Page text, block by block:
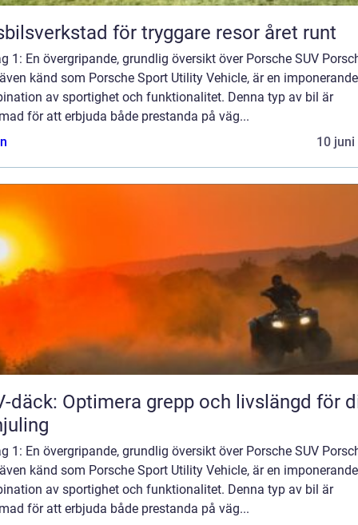
för tryggare resor året runt
1: En övergripande, grundlig översikt över Porsche SUV
även känd som Porsche Sport Utility Vehicle, är en imponerande
av sportighet och funktionalitet. Denna typ av bil är
för att erbjuda både prestanda på väg...
10 juni
däck: Optimera grepp och livslängd för
1: En övergripande, grundlig översikt över Porsche SUV
även känd som Porsche Sport Utility Vehicle, är en imponerande
av sportighet och funktionalitet. Denna typ av bil är
för att erbjuda både prestanda på väg...